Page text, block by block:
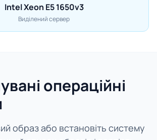
Intel Xeon E5 1650v3
Виділений сервер
операційні
образ або встановіть систему